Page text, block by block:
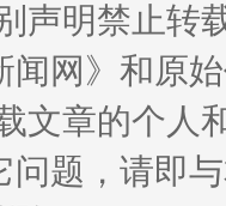
声明禁止转
闻网》和原
文章的个人
题，请即